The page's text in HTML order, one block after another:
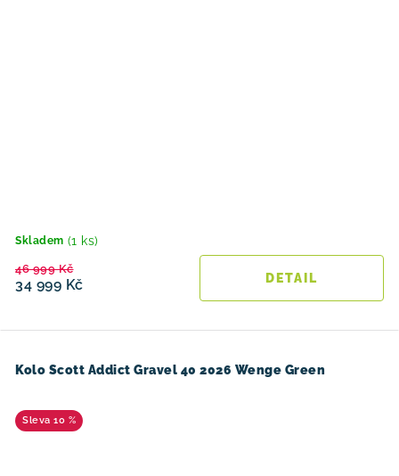
Skladem (1 ks)
34 999 Kč
46 999 Kč
Kolo Scott Addict Gravel 40 2026 Wenge Green
10 %